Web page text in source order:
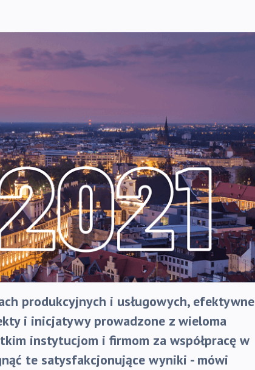
produkcyjnych i usługowych, efektywne
i inicjatywy prowadzone z wieloma
instytucjom i firmom za współpracę w
te satysfakcjonujące wyniki - mówi